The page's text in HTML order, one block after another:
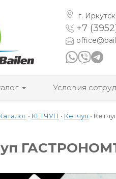
г. Иркутск
+7
Условия
• КЕТЧУП • Кетчуп •